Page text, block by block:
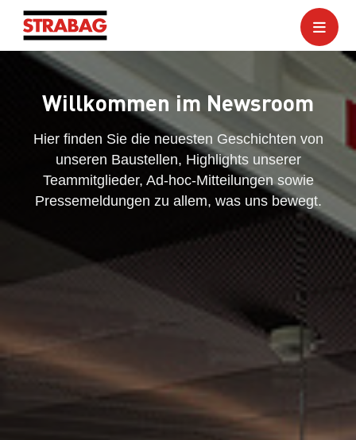
Willkommen im Newsroom
Hier finden Sie die neuesten Geschichten von
unseren Baustellen, Highlights unserer
Teammitglieder, Ad-hoc-Mitteilungen sowie
Pressemeldungen zu allem, was uns bewegt.